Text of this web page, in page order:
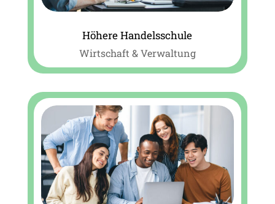
Höhere Handelsschule
Wirtschaft & Verwaltung